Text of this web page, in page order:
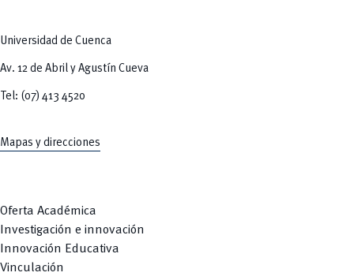
Universidad de Cuenca
Av. 12 de Abril y Agustín Cueva
Tel: (07) 413 4520
Mapas y direcciones
Oferta Académica
Investigación e innovación
Innovación Educativa
Vinculación